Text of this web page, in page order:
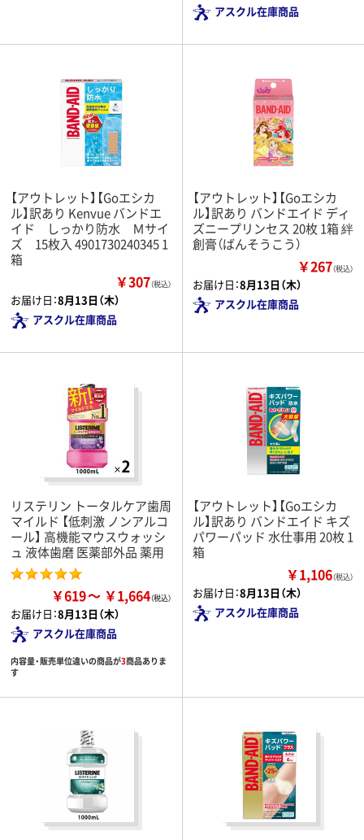
アスクル在庫商品
【アウトレット】【Goエシカ
ル】訳あり Kenvue バンドエ
イド しっかり防水 Ｍサイ
ズ 15枚入 4901730240345 1
箱
￥307（税込）
お届け日：8月13日（木）
アスクル在庫商品
【アウトレット】【Goエシカ
ル】訳あり バンドエイド ディ
ズニープリンセス 20枚 1箱 絆
創膏（ばんそうこう）
￥267（税込）
お届け日：8月13日（木）
アスクル在庫商品
リステリン トータルケア歯周
マイルド 【低刺激 ノンアルコ
ール】 高機能マウスウォッシ
ュ 液体歯磨 医薬部外品 薬用
￥619 ￥1,664
お届け日：8月13日（木）
アスクル在庫商品
内容量・販売単位違いの商品が3商品ありま
す
【アウトレット】【Goエシカ
ル】訳あり バンドエイド キズ
パワーパッド 水仕事用 20枚 1
箱
￥1,106（税込）
お届け日：8月13日（木）
アスクル在庫商品